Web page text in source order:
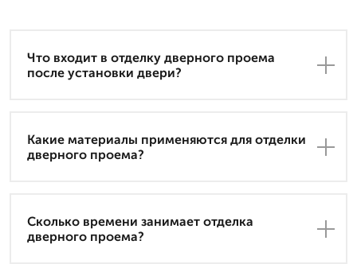
Что входит в отделку дверного проема
после установки двери?
Какие материалы применяются для отделки
дверного проема?
Сколько времени занимает отделка
дверного проема?